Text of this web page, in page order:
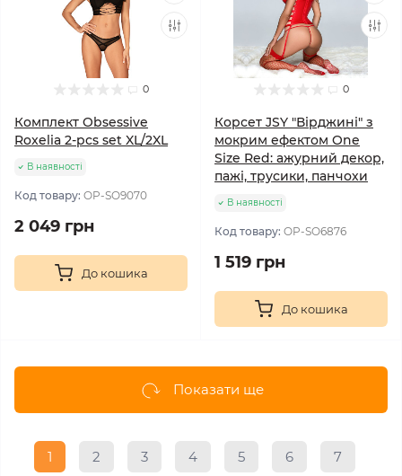
0
Комплект Obsessive
Roxelia 2-pcs set XL/2XL
В наявності
Код товару: OP-SO9070
2 049 грн
До кошика
0
Корсет JSY "Вірджині" з
мокрим ефектом One
Size Red: ажурний декор,
пажі, трусики, панчохи
В наявності
Код товару: OP-SO6876
1 519 грн
До кошика
Показати ще
1 2 3 4 5 6 7